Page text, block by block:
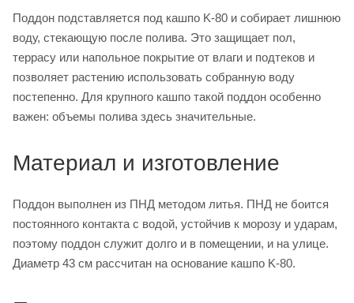
Поддон подставляется под кашпо K-80 и собирает лишнюю
воду, стекающую после полива. Это защищает пол,
террасу или напольное покрытие от влаги и подтеков и
позволяет растению использовать собранную воду
постепенно. Для крупного кашпо такой поддон особенно
важен: объемы полива здесь значительные.
Материал и изготовление
Поддон выполнен из ПНД методом литья. ПНД не боится
постоянного контакта с водой, устойчив к морозу и ударам,
поэтому поддон служит долго и в помещении, и на улице.
Диаметр 43 см рассчитан на основание кашпо K-80.